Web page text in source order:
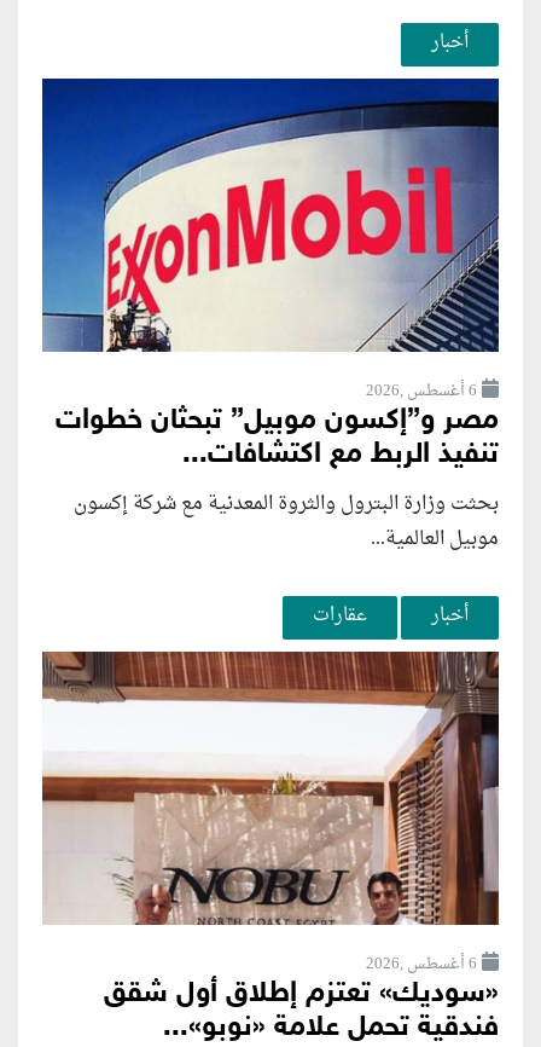
أخبار
6 أغسطس ,2026
مصر و”إكسون موبيل” تبحثان خطوات
تنفيذ الربط مع اكتشافات...
بحثت وزارة البترول والثروة المعدنية مع شركة إكسون
موبيل العالمية...
أخبار عقارات
6 أغسطس ,2026
«سوديك» تعتزم إطلاق أول شقق
فندقية تحمل علامة «نوبو»...